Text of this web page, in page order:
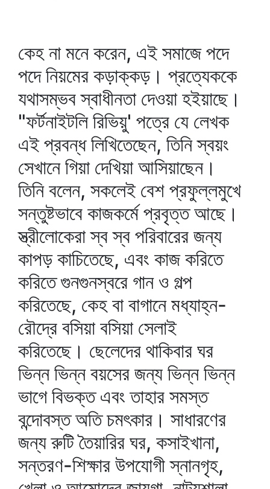
কেহ না মনে করেন, এই সমাজে পদে
পদে নিয়মের কড়াক্কড়। প্রত্যেককে
যথাসম্ভব স্বাধীনতা দেওয়া হইয়াছে।
"ফর্টনাইটলি রিভিয়ু' পত্রে যে লেখক
এই প্রবন্ধ লিখিতেছেন, তিনি স্বয়ং
সেখানে গিয়া দেখিয়া আসিয়াছেন।
তিনি বলেন, সকলেই বেশ প্রফুল্লমুখে
সন্তুষ্টভাবে কাজকর্মে প্রবৃত্ত আছে।
স্ত্রীলোকেরা স্ব স্ব পরিবারের জন্য
কাপড় কাচিতেছে, এবং কাজ করিতে
করিতে গুনগুনস্বরে গান ও গল্প
করিতেছে, কেহ বা বাগানে মধ্যাহ্ন-
রৌদ্রে বসিয়া বসিয়া সেলাই
করিতেছে। ছেলেদের থাকিবার ঘর
ভিন্ন ভিন্ন বয়সের জন্য ভিন্ন ভিন্ন
ভাগে বিভক্ত এবং তাহার সমস্ত
বন্দোবস্ত অতি চমৎকার। সাধারণের
জন্য রুটি তৈয়ারির ঘর, কসাইখানা,
সন্তরণ-শিক্ষার উপযোগী স্নানগৃহ,